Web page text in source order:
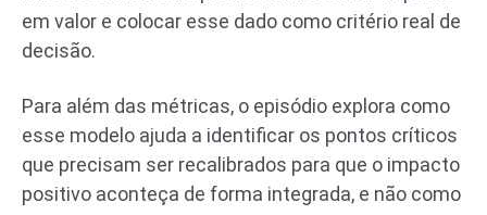
em valor e colocar esse dado como critério real de
decisão.
Para além das métricas, o episódio explora como
esse modelo ajuda a identificar os pontos críticos
que precisam ser recalibrados para que o impacto
positivo aconteça de forma integrada, e não como